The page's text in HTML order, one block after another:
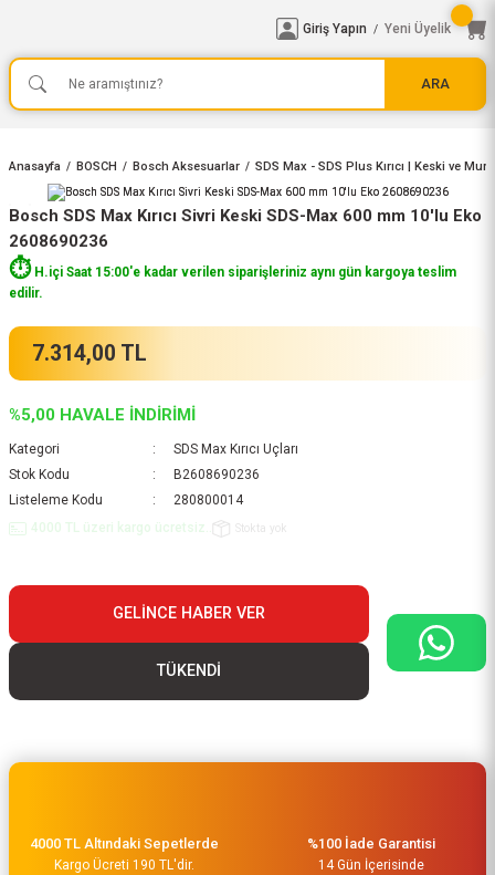
ARA
Giriş Yapın / Yeni Üyelik
Anasayfa BOSCH Bosch Aksesuarlar SDS Max - SDS Plus Kırıcı | Keski ve
Bosch SDS Max Kırıcı Sivri Keski SDS-Max 600 mm 10'lu Eko
2608690236
⏱️H.içi Saat 15:00'e kadar verilen siparişleriniz aynı gün kargoya teslim
edilir.
7.314,00 TL
%5,00 HAVALE İNDİRİMİ
Kategori
SDS Max Kırıcı Uçları
Stok Kodu
B2608690236
Listeleme Kodu
280800014
4000 TL üzeri kargo ücretsiz..
Stokta yok
GELINCE HABER VER
TÜKENDİ
4000 TL Altındaki Sepetlerde
Kargo Ücreti 190 TL'dir.
%100 İade Garantisi
14 Gün İçerisinde